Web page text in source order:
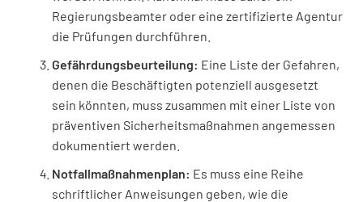
Regierungsbeamter oder eine zertifizierte Agentur
die Prüfungen durchführen.
Gefährdungsbeurteilung: Eine Liste der Gefahren,
denen die Beschäftigten potenziell ausgesetzt
sein könnten, muss zusammen mit einer Liste von
präventiven Sicherheitsmaßnahmen angemessen
dokumentiert werden.
Notfallmaßnahmenplan: Es muss eine Reihe
schriftlicher Anweisungen geben, wie die